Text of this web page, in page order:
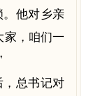
他对乡亲
家，咱们一
总书记对